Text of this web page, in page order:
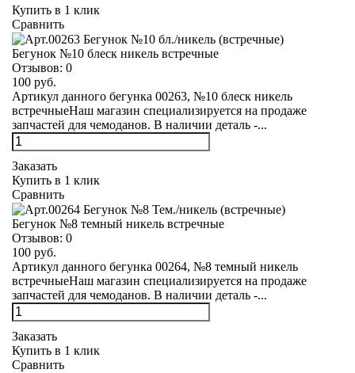
Купить в 1 клик
Сравнить
Бегунок №10 блеск никель встречные
Отзывов: 0
100 руб.
Артикул данного бегунка 00263, №10 блеск никель
встречныеНаш магазин специализируется на продаже
запчастей для чемоданов. В наличии деталь -...
Заказать
Купить в 1 клик
Сравнить
Бегунок №8 темный никель встречные
Отзывов: 0
100 руб.
Артикул данного бегунка 00264, №8 темный никель
встречныеНаш магазин специализируется на продаже
запчастей для чемоданов. В наличии деталь -...
Заказать
Купить в 1 клик
Сравнить